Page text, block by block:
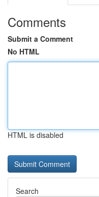
Comments
Submit a Comment
No HTML
HTML is disabled
Search